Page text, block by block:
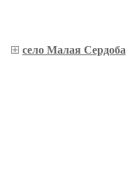
село Малая Сердоба